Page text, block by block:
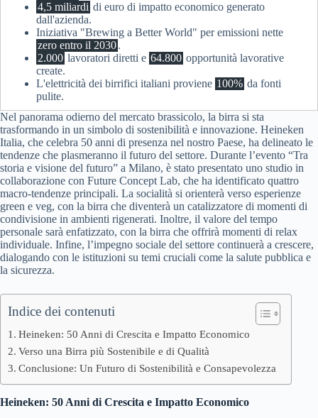
4,5 miliardi di euro di impatto economico generato
dall'azienda.
Iniziativa "Brewing a Better World" per emissioni nette
zero entro il 2030.
2.000 lavoratori diretti e 64.800 opportunità lavorative
create.
L'elettricità dei birrifici italiani proviene 100% da fonti
pulite.
Nel panorama odierno del mercato brassicolo, la birra si sta
trasformando in un simbolo di sostenibilità e innovazione. Heineken
Italia, che celebra 50 anni di presenza nel nostro Paese, ha delineato le
tendenze che plasmeranno il futuro del settore. Durante l’evento “Tra
storia e visione del futuro” a Milano, è stato presentato uno studio in
collaborazione con Future Concept Lab, che ha identificato quattro
macro-tendenze principali. La socialità si orienterà verso esperienze
green e veg, con la birra che diventerà un catalizzatore di momenti di
condivisione in ambienti rigenerati. Inoltre, il valore del tempo
personale sarà enfatizzato, con la birra che offrirà momenti di relax
individuale. Infine, l’impegno sociale del settore continuerà a crescere,
dialogando con le istituzioni su temi cruciali come la salute pubblica e
la sicurezza.
Indice dei contenuti
Heineken: 50 Anni di Crescita e Impatto Economico
Verso una Birra più Sostenibile e di Qualità
Conclusione: Un Futuro di Sostenibilità e Consapevolezza
Heineken: 50 Anni di Crescita e Impatto Economico